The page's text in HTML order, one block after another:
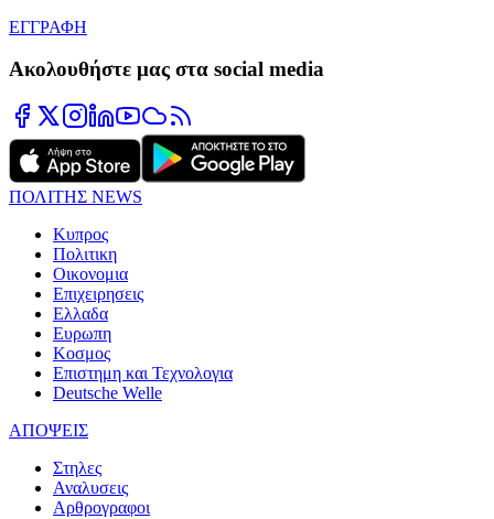
ΕΓΓΡΑΦΗ
Ακολουθήστε μας στα social media
ΠΟΛΙΤΗΣ NEWS
Κυπρος
Πολιτικη
Οικονομια
Επιχειρησεις
Ελλαδα
Ευρωπη
Κοσμος
Επιστημη και Τεχνολογια
Deutsche Welle
ΑΠΟΨΕΙΣ
Στηλες
Αναλυσεις
Αρθρογραφοι